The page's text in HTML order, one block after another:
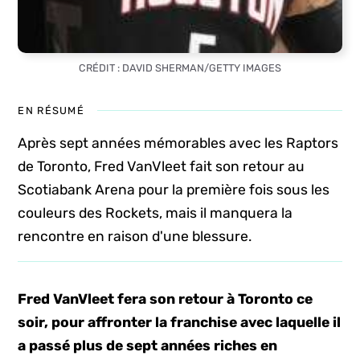
CRÉDIT : DAVID SHERMAN/GETTY IMAGES
EN RÉSUMÉ
Après sept années mémorables avec les Raptors
de Toronto, Fred VanVleet fait son retour au
Scotiabank Arena pour la première fois sous les
couleurs des Rockets, mais il manquera la
rencontre en raison d'une blessure.
Fred VanVleet fera son retour à Toronto ce
soir, pour affronter la franchise avec laquelle il
a passé plus de sept années riches en